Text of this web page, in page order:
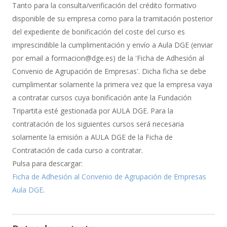
de
Bonificación
Tanto para la consulta/verificación del crédito formativo
disponible de su empresa como para la tramitación posterior
del expediente de bonificación del coste del curso es
imprescindible la cumplimentación y envío a Aula DGE (enviar
por email a formacion@dge.es) de la 'Ficha de Adhesión al
Convenio de Agrupación de Empresas'. Dicha ficha se debe
cumplimentar solamente la primera vez que la empresa vaya
a contratar cursos cuya bonificación ante la Fundación
Tripartita esté gestionada por AULA DGE. Para la
contratación de los siguientes cursos será necesaria
solamente la emisión a AULA DGE de la Ficha de
Contratación de cada curso a contratar.
Pulsa para descargar:
Ficha de Adhesión al Convenio de Agrupación de Empresas
Aula DGE.